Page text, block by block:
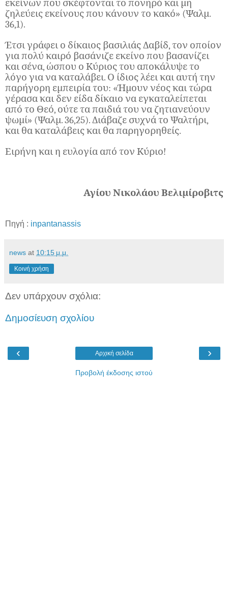
εκείνων που σκέφτονται το πονηρό και μη
ζηλεύεις εκείνους που κάνουν το κακό» (Ψαλμ.
36,1).
Έτσι γράφει ο δίκαιος βασιλιάς Δαβίδ, τον οποίον
για πολύ καιρό βασάνιζε εκείνο που βασανίζει
και σένα, ώσπου ο Κύριος του αποκάλυψε το
λόγο για να καταλάβει. Ο ίδιος λέει και αυτή την
παρήγορη εμπειρία του: «Ήμουν νέος και τώρα
γέρασα και δεν είδα δίκαιο να εγκαταλείπεται
από το Θεό, ούτε τα παιδιά του να ζητιανεύουν
ψωμί» (Ψαλμ. 36,25). Διάβαζε συχνά το Ψαλτήρι,
και θα καταλάβεις και θα παρηγορηθείς.
Ειρήνη και η ευλογία από τον Κύριο!
Αγίου Νικολάου Βελιμίροβιτς
Πηγή : inpantanassis
news at 10:15 μ.μ.
Κοινή χρήση
Δεν υπάρχουν σχόλια:
Δημοσίευση σχολίου
‹ ›
Αρχική σελίδα
Προβολή έκδοσης ιστού